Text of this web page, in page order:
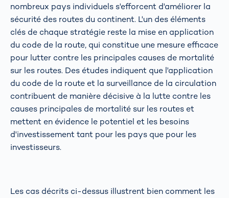
nombreux pays individuels s'efforcent d'améliorer la
sécurité des routes du continent. L'un des éléments
clés de chaque stratégie reste la mise en application
du code de la route, qui constitue une mesure efficace
pour lutter contre les principales causes de mortalité
sur les routes. Des études indiquent que l'application
du code de la route et la surveillance de la circulation
contribuent de manière décisive à la lutte contre les
causes principales de mortalité sur les routes et
mettent en évidence le potentiel et les besoins
d'investissement tant pour les pays que pour les
investisseurs.
Les cas décrits ci-dessus illustrent bien comment les